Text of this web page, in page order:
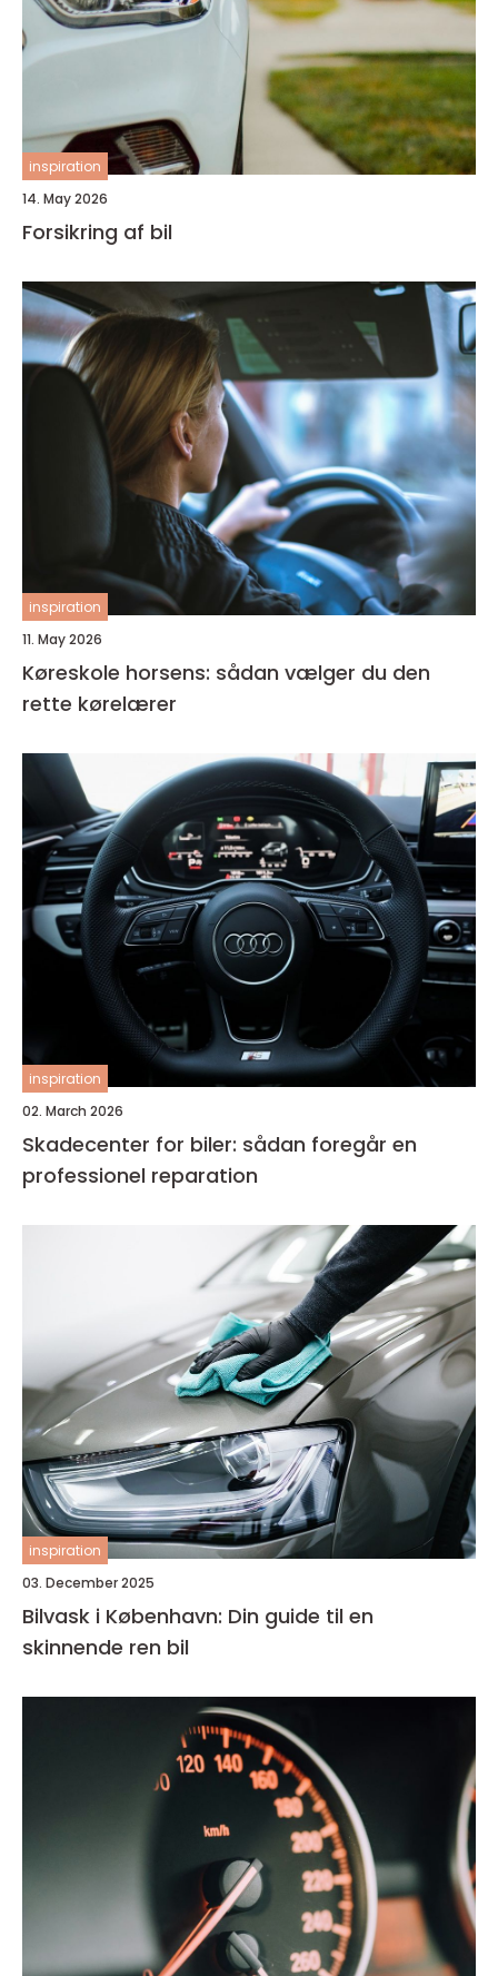
inspiration
14. May 2026
Forsikring af bil
inspiration
11. May 2026
Køreskole horsens: sådan vælger du den
rette kørelærer
inspiration
02. March 2026
Skadecenter for biler: sådan foregår en
professionel reparation
inspiration
03. December 2025
Bilvask i København: Din guide til en
skinnende ren bil